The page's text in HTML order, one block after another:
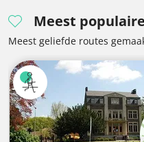
Meest
Meest geliefde routes